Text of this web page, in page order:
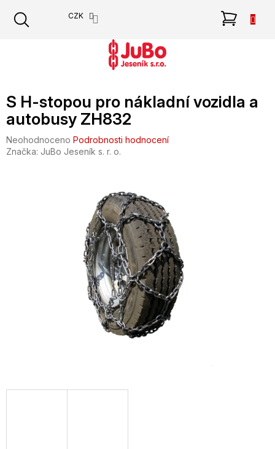
obsah
CZK
S H-stopou pro nákladní vozidla a
autobusy ZH832
Průměrné
hodnocení
Neohodnoceno Podrobnosti hodnocení
Značka: JuBo Jeseník s. r. o.